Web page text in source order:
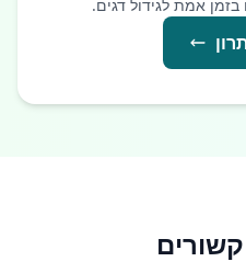
אמת לגידול דגים.